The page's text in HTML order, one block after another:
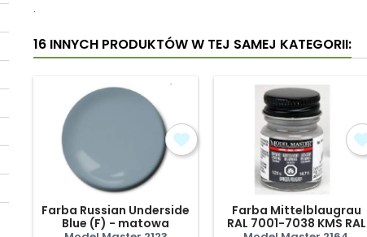
.
16 INNYCH PRODUKTÓW W TEJ SAMEJ KATEGORII:
Farba Russian Underside
Blue (F) - matowa
Farba Mittelblaugrau
RAL 7001-7038 KMS RAL